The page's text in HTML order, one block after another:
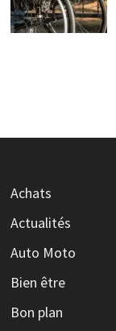
Achats
Actualités
Auto Moto
Bien être
Bon plan